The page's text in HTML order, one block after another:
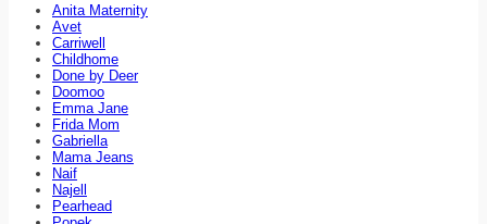
Anita Maternity
Avet
Carriwell
Childhome
Done by Deer
Doomoo
Emma Jane
Frida Mom
Gabriella
Mama Jeans
Naif
Najell
Pearhead